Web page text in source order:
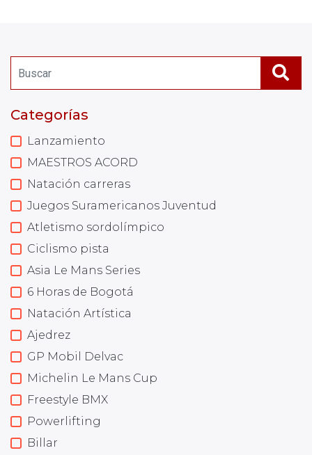
Categorías
Lanzamiento
MAESTROS ACORD
Natación carreras
Juegos Suramericanos Juventud
Atletismo sordolímpico
Ciclismo pista
Asia Le Mans Series
6 Horas de Bogotá
Natación Artística
Ajedrez
GP Mobil Delvac
Michelin Le Mans Cup
Freestyle BMX
Powerlifting
Billar